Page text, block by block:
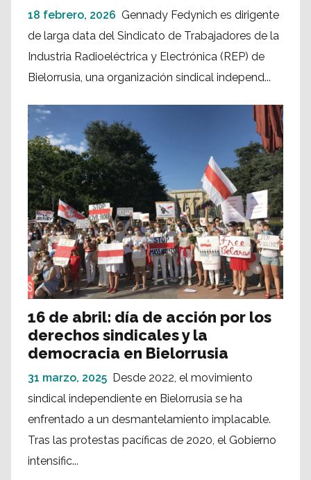
18 febrero, 2026 Gennady Fedynich es dirigente
de larga data del Sindicato de Trabajadores de la
Industria Radioeléctrica y Electrónica (REP) de
Bielorrusia, una organización sindical independ...
16 de abril: día de acción por los
derechos sindicales y la
democracia en Bielorrusia
31 marzo, 2025 Desde 2022, el movimiento
sindical independiente en Bielorrusia se ha
enfrentado a un desmantelamiento implacable.
Tras las protestas pacíficas de 2020, el Gobierno
intensific...